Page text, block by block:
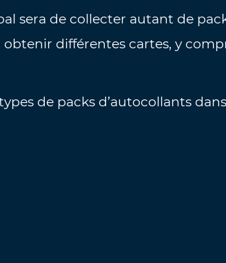
sera de collecter autant de
différentes cartes, y
de packs d’autocollants